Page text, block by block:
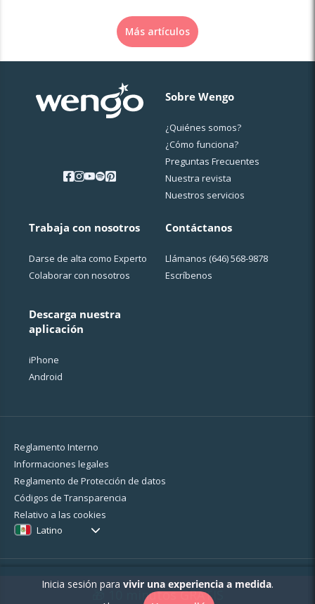
Más artículos
🎁 10 minutos GRATIS
Sobre Wengo
¿Quiénes somos?
¿Cо́mo funciona?
Preguntas Frecuentes
Nuestra revista
Nuestros servicios
Trabaja con nosotros
Darse de alta como Experto
Colaborar con nosotros
Descarga nuestra
aplicación
iPhone
Android
Contáctanos
Llámanos (646) 568-9878
Escríbenos
Reglamento Interno
Informaciones legales
Reglamento de Protección de datos
Códigos de Transparencia
Relativo a las cookies
Latino
2026 - MyBestPro - 75 rue d'Amsterdam - 75008 Paris - Mención legal
Inicia sesión para vivir una experiencia a medida.